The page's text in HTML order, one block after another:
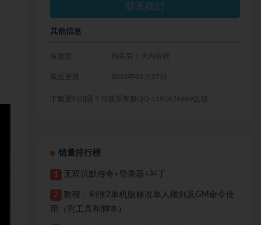
联系我们
其他信息
有效期 购买后 7 天内有效
最近更新 2026年03月27日
下载遇到问题？可联系客服QQ:1195676669反馈
销量排行榜
1 无双沉默传奇+登录器+补丁
2
教程：剑侠2单机版修改单人藏剑及GM命令使
用（附工具和脚本）